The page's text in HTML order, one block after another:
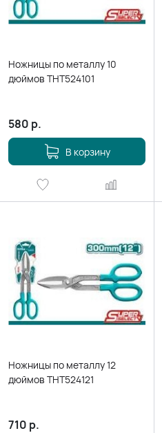
Ножницы по металлу 10
дюймов THT524101
580 р.
В корзину
Ножницы по металлу 12
дюймов THT524121
710 р.